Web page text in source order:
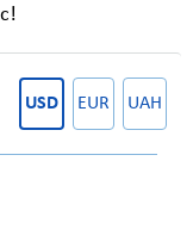
USD EUR UAH